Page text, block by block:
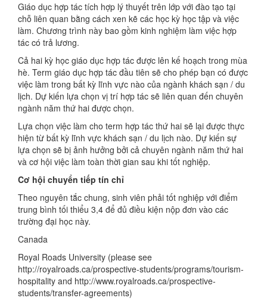
Giáo dục hợp tác tích hợp lý thuyết trên lớp với đào tạo tại
chỗ liên quan bằng cách xen kẽ các học kỳ học tập và việc
làm. Chương trình này bao gồm kinh nghiệm làm việc hợp
tác có trả lương.
Cả hai kỳ học giáo dục hợp tác được lên kế hoạch trong mùa
hè. Term giáo dục hợp tác đầu tiên sẽ cho phép bạn có được
việc làm trong bất kỳ lĩnh vực nào của ngành khách sạn / du
lịch. Dự kiến ​​lựa chọn vị trí hợp tác sẽ liên quan đến chuyên
ngành năm thứ hai được chọn.
Lựa chọn việc làm cho term hợp tác thứ hai sẽ lại được thực
hiện từ bất kỳ lĩnh vực khách sạn / du lịch nào. Dự kiến ​​sự
lựa chọn sẽ bị ảnh hưởng bởi cả chuyên ngành năm thứ hai
và cơ hội việc làm toàn thời gian sau khi tốt nghiệp.
Cơ hội chuyển tiếp tín chỉ
Theo nguyên tắc chung, sinh viên phải tốt nghiệp với điểm
trung bình tối thiểu 3,4 để đủ điều kiện nộp đơn vào các
trường đại học này.
Canada
Royal Roads University (please see
http://royalroads.ca/prospective-students/programs/tourism-
hospitality and http://www.royalroads.ca/prospective-
students/transfer-agreements)